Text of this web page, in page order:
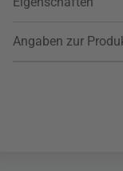
Angaben zur